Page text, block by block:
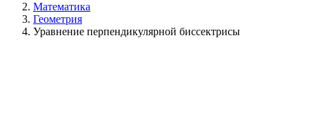
Математика
Геометрия
Уравнение перпендикулярной биссектрисы